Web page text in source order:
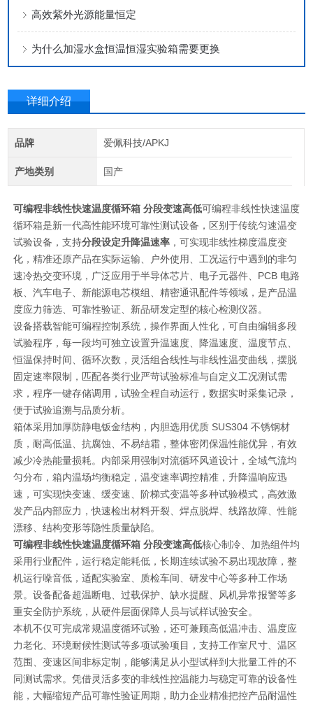
高效紫外光源能量恒定
为什么加湿水盒恒温恒湿实验箱需要更换
详细介绍
品牌 爱佩科技/APKJ
产地类别 国产
可编程非线性快速温度循环箱 分段变速高低可编程非线性快速温度
循环箱是新一代高性能环境可靠性测试设备，区别于传统匀速温变
试验设备，支持分段设定升降温速率 ，可实现非线性梯度温度变
化，精准还原产品在实际运输、户外使用、工况运行中遇到的非匀
速冷热交变环境，广泛应用于半导体芯片、电子元器件、PCB 电路
板、汽车电子、新能源电芯模组、精密通讯配件等领域，是产品温
度应力筛选、可靠性验证、新品研发定型的核心检测仪器。
设备搭载智能可编程控制系统，操作界面人性化，可自由编辑多段
试验程序，每一段均可独立设置升温速度、降温速度、温度节点、
恒温保持时间、循环次数，灵活组合线性与非线性温变曲线，摆脱
固定速率限制，匹配各类行业严苛试验标准与自定义工况测试需
求，程序一键存储调用，试验全程自动运行，数据实时采集记录，
便于试验追溯与品质分析。
箱体采用加厚防静电钣金结构，内胆选用优质 SUS304 不锈钢材
质，耐高低温、抗腐蚀、不易结霜，整体密闭保温性能优异，有效
减少冷热能量损耗。内部采用强制对流循环风道设计，全域气流均
匀分布，箱内温场均衡稳定，温变速率调控精准，升降温响应迅
速，可实现快变速、缓变速、阶梯式变温等多种试验模式，高效激
发产品内部应力，快速检出材料开裂、焊点脱焊、线路故障、性能
漂移、结构变形等隐性质量缺陷。
可编程非线性快速温度循环箱 分段变速高低核心制冷、加热组件均
采用行业配件，运行稳定能耗低，长期连续试验不易出现故障，整
机运行噪音低，适配实验室、质检车间、研发中心等多种工作场
景。设备配备超温断电、过载保护、缺水提醒、风机异常报警等多
重安全防护系统，从硬件层面保障人员与试样试验安全。
本机不仅可完成常规温度循环试验，还可兼顾高低温冲击、温度应
力老化、环境耐候性测试等多项试验项目，支持工作室尺寸、温区
范围、变速区间非标定制，能够满足从小型试样到大批量工件的不
同测试需求。凭借灵活多变的非线性控温能力与稳定可靠的设备性
能，大幅缩短产品可靠性验证周期，助力企业精准把控产品耐温性